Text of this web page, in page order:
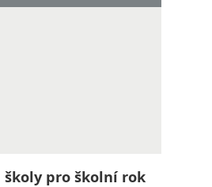
pro školní rok